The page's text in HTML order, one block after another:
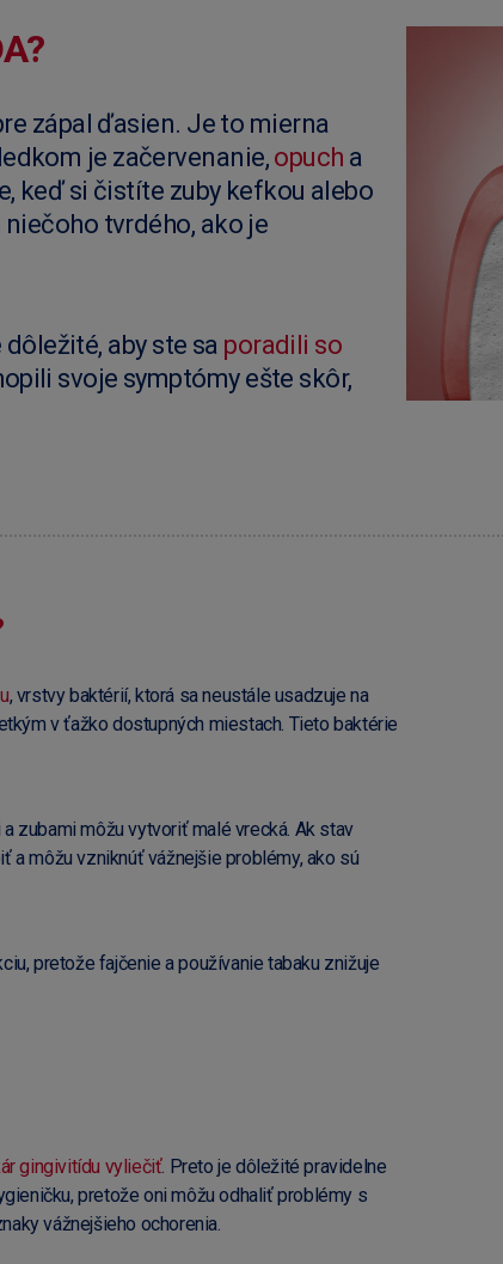
zápal ďasien. Je to mierna
je začervenanie, opuch a
keď si čistíte zuby kefkou alebo
tvrdého, ako je
aby ste sa poradili so
svoje symptómy ešte skôr,
, vrstvy baktérií, ktorá sa neustále usadzuje na
v ťažko dostupných miestach. Tieto baktérie
zubami môžu vytvoriť malé vrecká. Ak stav
môžu vzniknúť vážnejšie problémy, ako sú
pretože fajčenie a používanie tabaku znižuje
gingivitídu vyliečiť. Preto je dôležité pravidelne
pretože oni môžu odhaliť problémy s
vážnejšieho ochorenia.